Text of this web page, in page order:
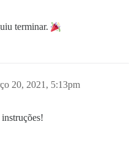
terminar.
20, 2021, 5:13pm